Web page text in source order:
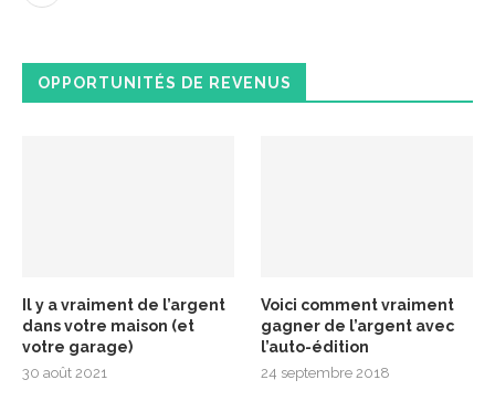
OPPORTUNITÉS DE REVENUS
Il y a vraiment de l’argent
dans votre maison (et
votre garage)
30 août 2021
Voici comment vraiment
gagner de l’argent avec
l’auto-édition
24 septembre 2018